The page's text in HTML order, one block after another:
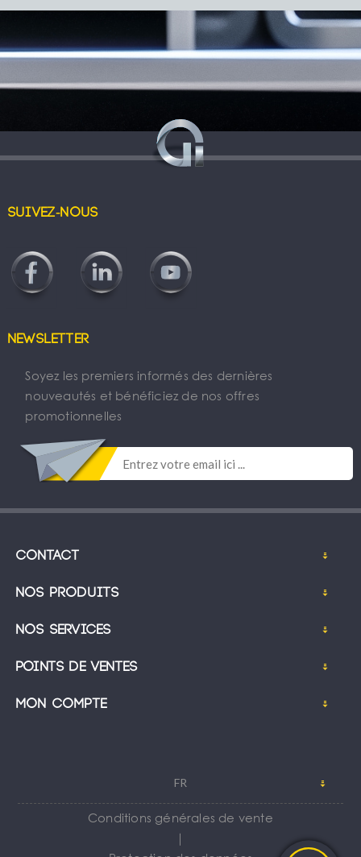
Suivez-nous
Newsletter
Soyez les premiers informés des dernières
nouveautés et bénéficiez de nos offres
promotionnelles
Contact
Nos produits
Nos services
Points de ventes
Mon compte
FR
Conditions générales de vente
｜